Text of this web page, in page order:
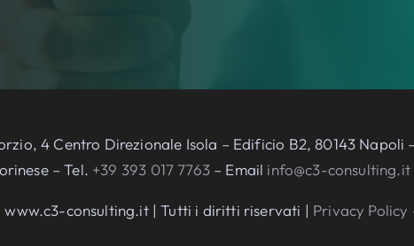
4 Centro Direzionale Isola – Edificio B2, 80143
– Tel. +39 393 017 7763– Email info@c3-consulting.it
consulting.it | Tutti i diritti riservati | Privacy Policy